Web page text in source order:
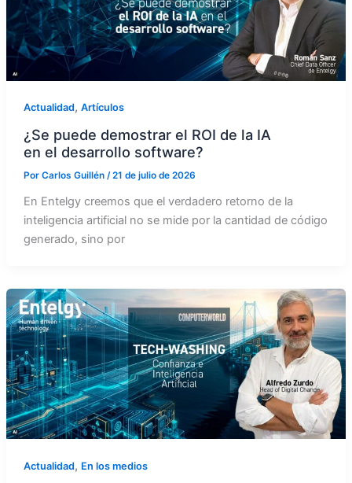
Actualidad, Artículos
¿Se puede demostrar el ROI de la IA
en el desarrollo software?
Por Carlos Guillén /21 de julio de 2026
En Entelgy creemos que el verdadero retorno de la
inteligencia artificial no se mide por la cantidad de código
generado, sino por
Actualidad, En los medios